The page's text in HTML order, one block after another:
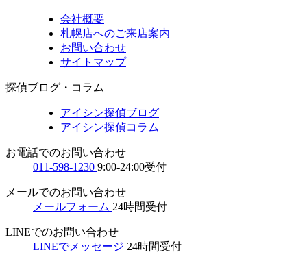
会社概要
札幌店へのご来店案内
お問い合わせ
サイトマップ
探偵ブログ・コラム
アイシン探偵ブログ
アイシン探偵コラム
お電話でのお問い合わせ
011-598-1230 9:00-24:00受付
メールでのお問い合わせ
メールフォーム 24時間受付
LINEでのお問い合わせ
LINEでメッセージ 24時間受付